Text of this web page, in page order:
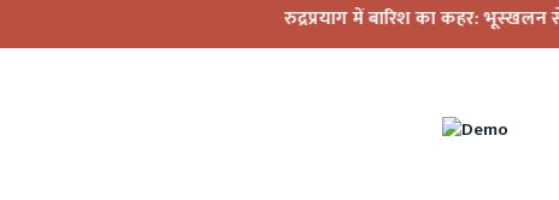
रुद्रप्रयाग में बारिश का कहर: भूस्खलन से दहशत,